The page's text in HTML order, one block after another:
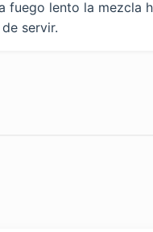
fuego lento la mezcla
servir.